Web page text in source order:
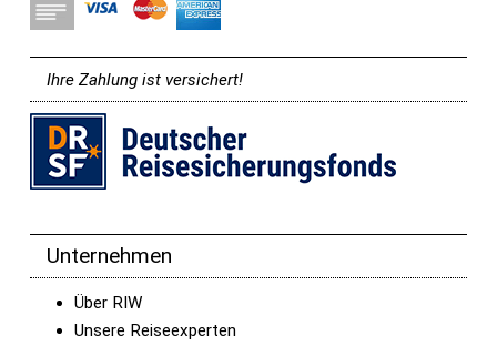
Ihre Zahlung ist versichert!
Unternehmen
Über RIW
Unsere Reiseexperten